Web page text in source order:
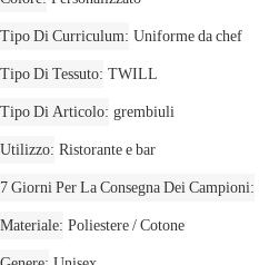
Tipo Di Curriculum Uniforme da chef
Tipo Di Tessuto TWILL
Tipo Di Articolo grembiuli
Utilizzo Ristorante e bar
7 Giorni Per La Consegna Dei Campioni
Materiale Poliestere / Cotone